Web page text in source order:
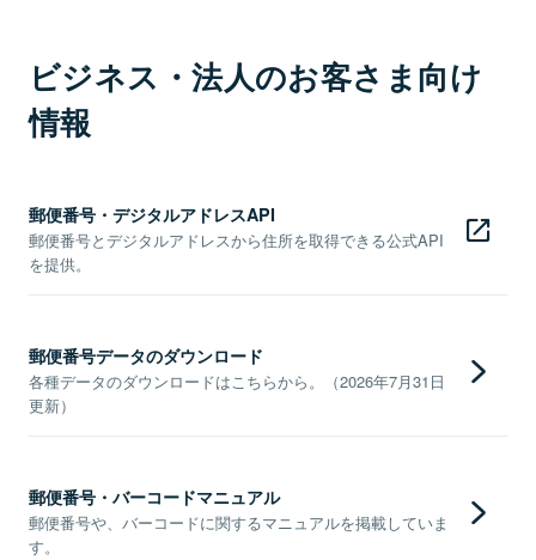
ビジネス・法人のお客さま向け
情報
郵便番号・デジタルアドレスAPI
郵便番号とデジタルアドレスから住所を取得できる公式API
を提供。
郵便番号データのダウンロード
各種データのダウンロードはこちらから。（2026年7月31日
更新）
郵便番号・バーコードマニュアル
郵便番号や、バーコードに関するマニュアルを掲載していま
す。